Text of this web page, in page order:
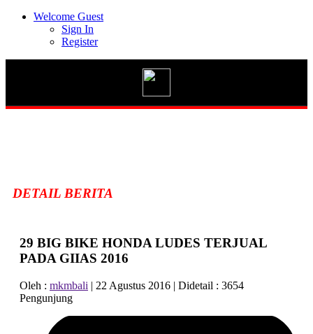
GENIO
CB 150X
Welcome Guest
Sign In
Register
DETAIL BERITA
29 BIG BIKE HONDA LUDES TERJUAL
PADA GIIAS 2016
Oleh : mkmbali | 22 Agustus 2016 | Didetail : 3654
Pengunjung